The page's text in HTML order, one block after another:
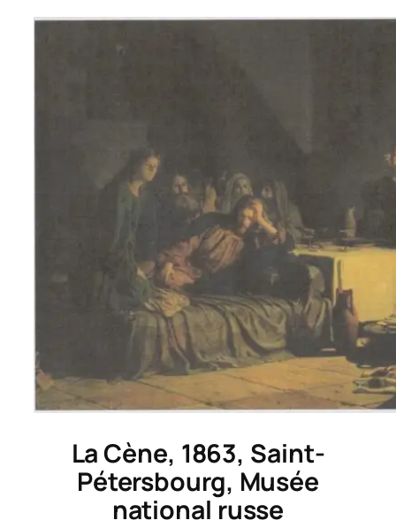
La Cène, 1863, Saint-
Pétersbourg, Musée
national russe